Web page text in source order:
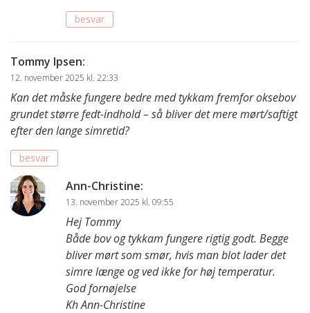
besvar
Tommy Ipsen:
12. november 2025 kl. 22:33
Kan det måske fungere bedre med tykkam fremfor oksebov
grundet større fedt-indhold – så bliver det mere mørt/saftigt
efter den lange simretid?
besvar
Ann-Christine:
13. november 2025 kl. 09:55
Hej Tommy
Både bov og tykkam fungere rigtig godt. Begge
bliver mørt som smør, hvis man blot lader det
simre længe og ved ikke for høj temperatur.
God fornøjelse
Kh Ann-Christine